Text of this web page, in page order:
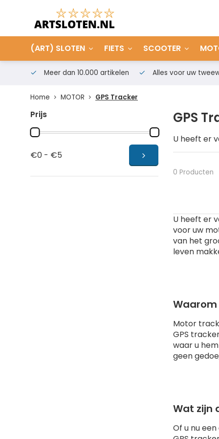
(ART) SLOTEN FIETS SCOOTER
Meer dan 10.000 artikelen Alles voor uw
Home MOTOR GPS Tracker
Prijs
€0 - €5
GPS
U heeft er
voor uw
leven
Motor
GPS
waar u
geen
GPS
Real-
werk of
een
melding,
Geen
zonder
0 Producten
U heeft er
voor uw
van het
leven
Waarom
Motor
GPS
waar u
geen
Wat zijn
Of u nu